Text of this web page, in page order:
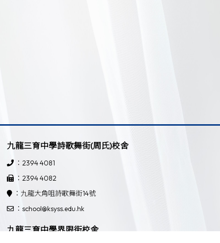
九龍三育中學詩歌舞街(周氏)校舍
：2394 4081
：2394 4082
：九龍大角咀詩歌舞街14號
：school@ksyss.edu.hk
九龍三育中學界限街校舍